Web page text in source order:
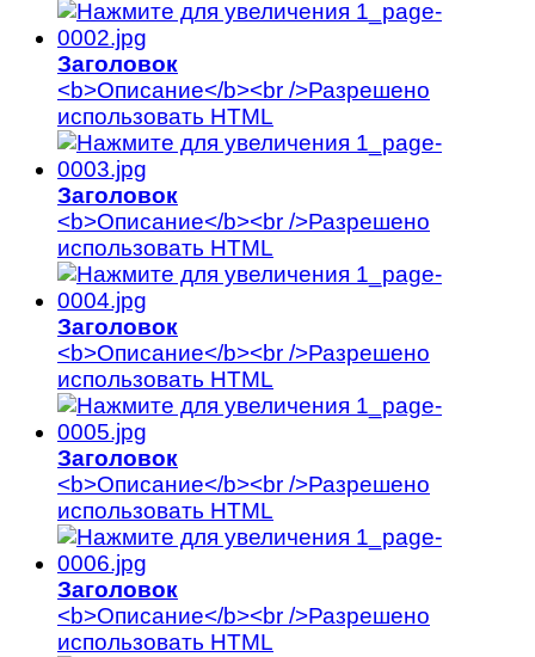
Заголовок
<b>Описание</b><br />Разрешено
использовать HTML
Заголовок
<b>Описание</b><br />Разрешено
использовать HTML
Заголовок
<b>Описание</b><br />Разрешено
использовать HTML
Заголовок
<b>Описание</b><br />Разрешено
использовать HTML
Заголовок
<b>Описание</b><br />Разрешено
использовать HTML